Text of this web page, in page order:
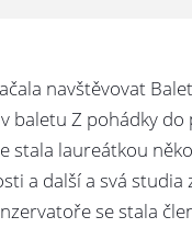
navštěvovat
baletu Z pohádky
stala laureátkou
a další a svá studia
se stala